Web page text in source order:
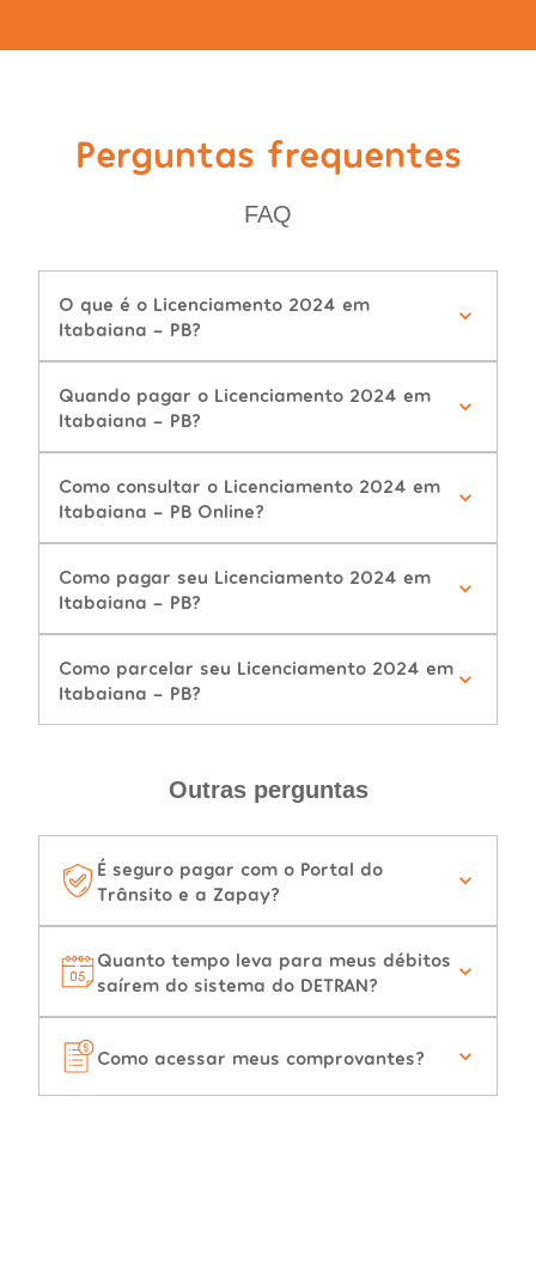
Perguntas frequentes
FAQ
O que é o Licenciamento 2024 em
Itabaiana - PB?
Quando pagar o Licenciamento 2024 em
Itabaiana - PB?
Como consultar o Licenciamento 2024 em
Itabaiana - PB Online?
Como pagar seu Licenciamento 2024 em
Itabaiana - PB?
Como parcelar seu Licenciamento 2024 em
Itabaiana - PB?
Outras perguntas
É seguro pagar com o Portal do
Trânsito e a Zapay?
Quanto tempo leva para meus débitos
saírem do sistema do DETRAN?
Como acessar meus comprovantes?